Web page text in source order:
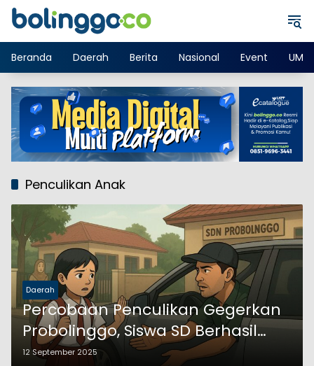
Langsung
Beranda
Daerah Berita Nasional Event
Penculikan Anak
Daerah
Percobaan Penculikan Gegerkan
Probolinggo, Siswa SD Berhasil
Lolos
12 September 2025